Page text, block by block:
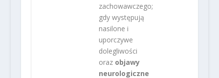
zachowawczego;
gdy występują
nasilone i
uporczywe
dolegliwości
oraz objawy
neurologiczne